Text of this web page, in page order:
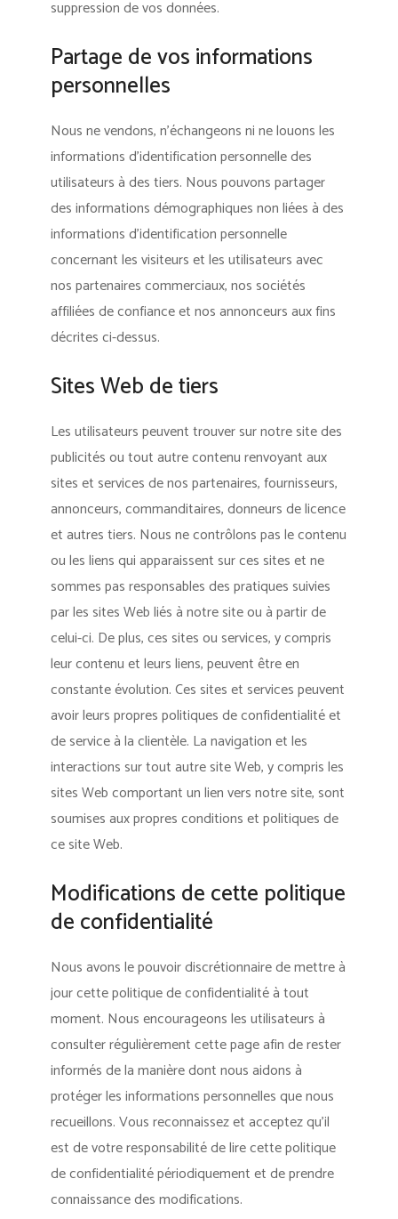
suppression de vos données.
Partage de vos informations
personnelles
Nous ne vendons, n’échangeons ni ne louons les
informations d’identification personnelle des
utilisateurs à des tiers. Nous pouvons partager
des informations démographiques non liées à des
informations d’identification personnelle
concernant les visiteurs et les utilisateurs avec
nos partenaires commerciaux, nos sociétés
affiliées de confiance et nos annonceurs aux fins
décrites ci-dessus.
Sites Web de tiers
Les utilisateurs peuvent trouver sur notre site des
publicités ou tout autre contenu renvoyant aux
sites et services de nos partenaires, fournisseurs,
annonceurs, commanditaires, donneurs de licence
et autres tiers. Nous ne contrôlons pas le contenu
ou les liens qui apparaissent sur ces sites et ne
sommes pas responsables des pratiques suivies
par les sites Web liés à notre site ou à partir de
celui-ci. De plus, ces sites ou services, y compris
leur contenu et leurs liens, peuvent être en
constante évolution. Ces sites et services peuvent
avoir leurs propres politiques de confidentialité et
de service à la clientèle. La navigation et les
interactions sur tout autre site Web, y compris les
sites Web comportant un lien vers notre site, sont
soumises aux propres conditions et politiques de
ce site Web.
Modifications de cette politique
de confidentialité
Nous avons le pouvoir discrétionnaire de mettre à
jour cette politique de confidentialité à tout
moment. Nous encourageons les utilisateurs à
consulter régulièrement cette page afin de rester
informés de la manière dont nous aidons à
protéger les informations personnelles que nous
recueillons. Vous reconnaissez et acceptez qu’il
est de votre responsabilité de lire cette politique
de confidentialité périodiquement et de prendre
connaissance des modifications.